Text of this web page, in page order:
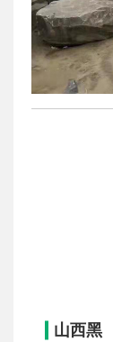
山西黑